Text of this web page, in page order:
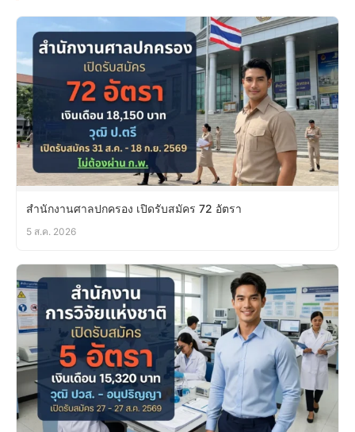
สำนักงานศาลปกครอง เปิดรับสมัคร 72 อัตรา
5 ส.ค. 2026